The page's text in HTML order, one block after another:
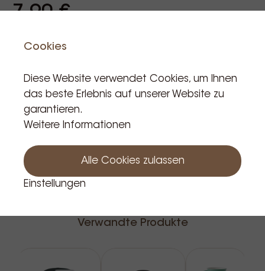
7,90 €
In den Warenkorb
Verwandte Produkte
Cookies
Diese Website verwendet Cookies, um Ihnen
das beste Erlebnis auf unserer Website zu
garantieren.
Weitere Informationen
Alle Cookies zulassen
Einstellungen